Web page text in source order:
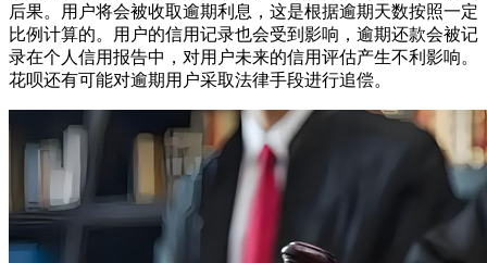
后果。用户将会被收取逾期利息，这是根据逾期天数按照一定
比例计算的。用户的信用记录也会受到影响，逾期还款会被记
录在个人信用报告中，对用户未来的信用评估产生不利影响。
花呗还有可能对逾期用户采取法律手段进行追偿。